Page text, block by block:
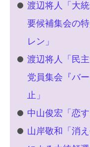
渡辺将人「大
要候補集会の
レン」
渡辺将人「民
党員集会『バ
止」
中山俊宏「恋す
山岸敬和「消